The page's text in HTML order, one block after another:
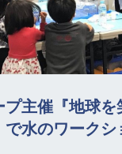
プ主催『地球を
で水のワークシ